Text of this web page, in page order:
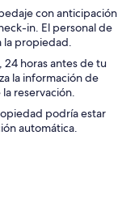
con anticipación
in. El personal de
la propiedad.
horas antes de tu
la información de
reservación.
podría estar
automática.